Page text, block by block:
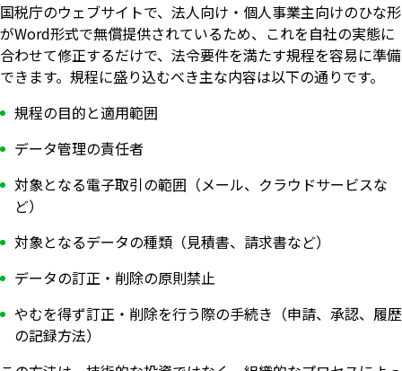
国税庁のウェブサイトで、法人向け・個人事業主向けのひな形
がWord形式で無償提供されているため、これを自社の実態に
合わせて修正するだけで、法令要件を満たす規程を容易に準備
できます。規程に盛り込むべき主な内容は以下の通りです。
規程の目的と適用範囲
データ管理の責任者
対象となる電子取引の範囲（メール、クラウドサービスな
ど）
対象となるデータの種類（見積書、請求書など）
データの訂正・削除の原則禁止
やむを得ず訂正・削除を行う際の手続き（申請、承認、履歴
の記録方法）